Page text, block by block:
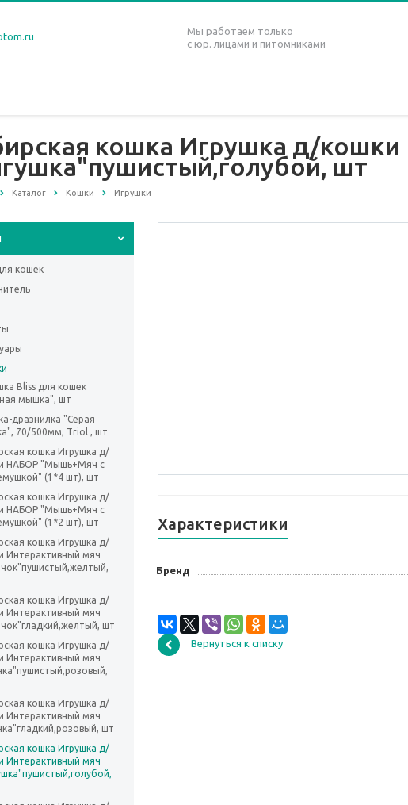
Мы работаем только
с юр. лицами и питомниками
кошка Игрушка д/кошки
шт
Каталог Кошки Игрушки
кошек
Bliss для кошек
мышка", шт
дразнилка "Серая
70/500мм, Triol , шт
кошка Игрушка д/
НАБОР "Мышь+Мяч с
(1*4 шт), шт
кошка Игрушка д/
НАБОР "Мышь+Мяч с
(1*2 шт), шт
кошка Игрушка д/
Интерактивный мяч
кошка Игрушка д/
Интерактивный мяч
шт
кошка Игрушка д/
Интерактивный мяч
кошка Игрушка д/
Интерактивный мяч
шт
кошка Игрушка д/
Интерактивный мяч
Характеристики
Бренд
Вернуться к списку